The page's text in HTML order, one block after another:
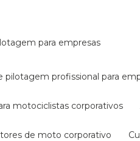
para empresas
pilotagem profissional para
motociclistas corporativos
de moto corporativo